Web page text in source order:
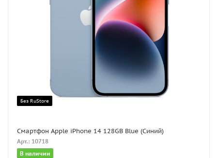
Без RuStore
Смартфон Apple iPhone 14 128GB Blue (Синий)
Арт.: 10718
В наличии